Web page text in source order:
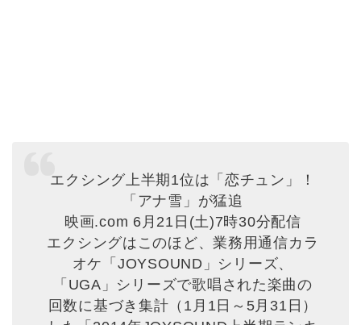
エクシング上半期1位は「恋チュン」！
「アナ雪」が猛追
映画.com 6月21日(土)7時30分配信
エクシングはこのほど、業務用通信カラ
オケ「JOYSOUND」シリーズ、
「UGA」シリーズで歌唱された楽曲の
回数に基づき集計（1月1日～5月31日）